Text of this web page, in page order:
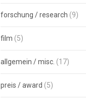
forschung / research (9)
film (5)
allgemein / misc. (17)
preis / award (5)